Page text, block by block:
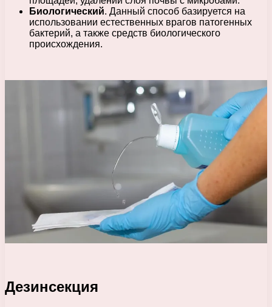
Биологический. Данный способ базируется на
использовании естественных врагов патогенных
бактерий, а также средств биологического
происхождения.
Дезинсекция